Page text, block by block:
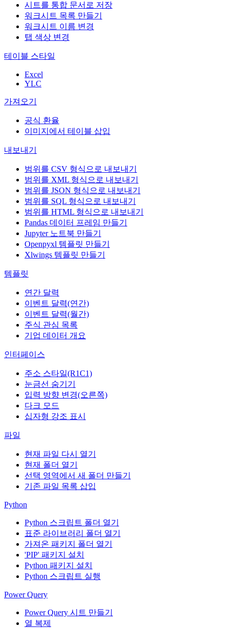
시트를 통합 문서로 저장
워크시트 목록 만들기
워크시트 이름 변경
탭 색상 변경
테이블 스타일
Excel
YLC
가져오기
공식 환율
이미지에서 테이블 삽입
내보내기
범위를 CSV 형식으로 내보내기
범위를 XML 형식으로 내보내기
범위를 JSON 형식으로 내보내기
범위를 SQL 형식으로 내보내기
범위를 HTML 형식으로 내보내기
Pandas 데이터 프레임 만들기
Jupyter 노트북 만들기
Openpyxl 템플릿 만들기
Xlwings 템플릿 만들기
템플릿
연간 달력
이벤트 달력(연간)
이벤트 달력(월간)
주식 관심 목록
기업 데이터 개요
인터페이스
주소 스타일(R1C1)
눈금선 숨기기
입력 방향 변경(오른쪽)
다크 모드
십자형 강조 표시
파일
현재 파일 다시 열기
현재 폴더 열기
선택 영역에서 새 폴더 만들기
기존 파일 목록 삽입
Python
Python 스크립트 폴더 열기
표준 라이브러리 폴더 열기
가져온 패키지 폴더 열기
'PIP' 패키지 설치
Python 패키지 설치
Python 스크립트 실행
Power Query
Power Query 시트 만들기
열 복제